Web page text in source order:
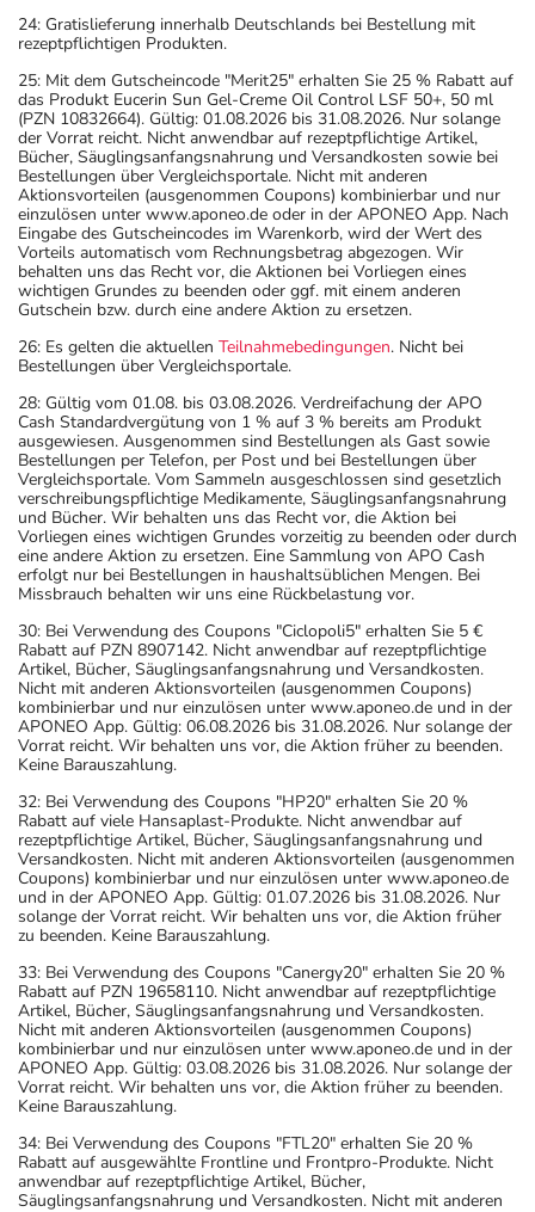
24: Gratislieferung innerhalb Deutschlands bei Bestellung mit
rezeptpflichtigen Produkten.
25: Mit dem Gutscheincode "Merit25" erhalten Sie 25 % Rabatt auf
das Produkt Eucerin Sun Gel-Creme Oil Control LSF 50+, 50 ml
(PZN 10832664). Gültig: 01.08.2026 bis 31.08.2026. Nur solange
der Vorrat reicht. Nicht anwendbar auf rezeptpflichtige Artikel,
Bücher, Säuglingsanfangsnahrung und Versandkosten sowie bei
Bestellungen über Vergleichsportale. Nicht mit anderen
Aktionsvorteilen (ausgenommen Coupons) kombinierbar und nur
einzulösen unter www.aponeo.de oder in der APONEO App. Nach
Eingabe des Gutscheincodes im Warenkorb, wird der Wert des
Vorteils automatisch vom Rechnungsbetrag abgezogen. Wir
behalten uns das Recht vor, die Aktionen bei Vorliegen eines
wichtigen Grundes zu beenden oder ggf. mit einem anderen
Gutschein bzw. durch eine andere Aktion zu ersetzen.
26: Es gelten die aktuellen Teilnahmebedingungen. Nicht bei
Bestellungen über Vergleichsportale.
28: Gültig vom 01.08. bis 03.08.2026. Verdreifachung der APO
Cash Standardvergütung von 1 % auf 3 % bereits am Produkt
ausgewiesen. Ausgenommen sind Bestellungen als Gast sowie
Bestellungen per Telefon, per Post und bei Bestellungen über
Vergleichsportale. Vom Sammeln ausgeschlossen sind gesetzlich
verschreibungspflichtige Medikamente, Säuglingsanfangsnahrung
und Bücher. Wir behalten uns das Recht vor, die Aktion bei
Vorliegen eines wichtigen Grundes vorzeitig zu beenden oder durch
eine andere Aktion zu ersetzen. Eine Sammlung von APO Cash
erfolgt nur bei Bestellungen in haushaltsüblichen Mengen. Bei
Missbrauch behalten wir uns eine Rückbelastung vor.
30: Bei Verwendung des Coupons "Ciclopoli5" erhalten Sie 5 €
Rabatt auf PZN 8907142. Nicht anwendbar auf rezeptpflichtige
Artikel, Bücher, Säuglingsanfangsnahrung und Versandkosten.
Nicht mit anderen Aktionsvorteilen (ausgenommen Coupons)
kombinierbar und nur einzulösen unter www.aponeo.de und in der
APONEO App. Gültig: 06.08.2026 bis 31.08.2026. Nur solange der
Vorrat reicht. Wir behalten uns vor, die Aktion früher zu beenden.
Keine Barauszahlung.
32: Bei Verwendung des Coupons "HP20" erhalten Sie 20 %
Rabatt auf viele Hansaplast-Produkte. Nicht anwendbar auf
rezeptpflichtige Artikel, Bücher, Säuglingsanfangsnahrung und
Versandkosten. Nicht mit anderen Aktionsvorteilen (ausgenommen
Coupons) kombinierbar und nur einzulösen unter www.aponeo.de
und in der APONEO App. Gültig: 01.07.2026 bis 31.08.2026. Nur
solange der Vorrat reicht. Wir behalten uns vor, die Aktion früher
zu beenden. Keine Barauszahlung.
33: Bei Verwendung des Coupons "Canergy20" erhalten Sie 20 %
Rabatt auf PZN 19658110. Nicht anwendbar auf rezeptpflichtige
Artikel, Bücher, Säuglingsanfangsnahrung und Versandkosten.
Nicht mit anderen Aktionsvorteilen (ausgenommen Coupons)
kombinierbar und nur einzulösen unter www.aponeo.de und in der
APONEO App. Gültig: 03.08.2026 bis 31.08.2026. Nur solange der
Vorrat reicht. Wir behalten uns vor, die Aktion früher zu beenden.
Keine Barauszahlung.
34: Bei Verwendung des Coupons "FTL20" erhalten Sie 20 %
Rabatt auf ausgewählte Frontline und Frontpro-Produkte. Nicht
anwendbar auf rezeptpflichtige Artikel, Bücher,
Säuglingsanfangsnahrung und Versandkosten. Nicht mit anderen